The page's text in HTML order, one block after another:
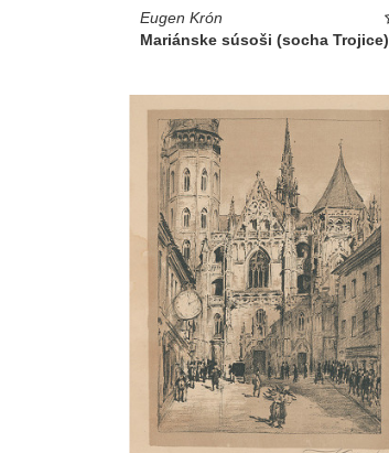
Eugen Krón
Mariánske súsoši (socha Trojice)